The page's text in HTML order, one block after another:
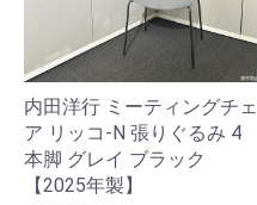
内田洋行 ミーティングチェ
ア リッコ-N 張りぐるみ 4
本脚 グレイ ブラック
【2025年製】